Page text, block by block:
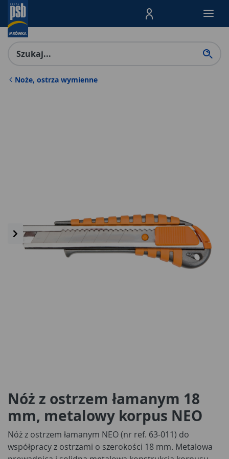
Menu Produktów,
Noże, ostrza wymienne
Nóż z ostrzem łamanym 18
mm, metalowy korpus NEO
Nóż z ostrzem łamanym NEO (nr ref. 63-011) do
współpracy z ostrzami o szerokości 18 mm. Metalowa